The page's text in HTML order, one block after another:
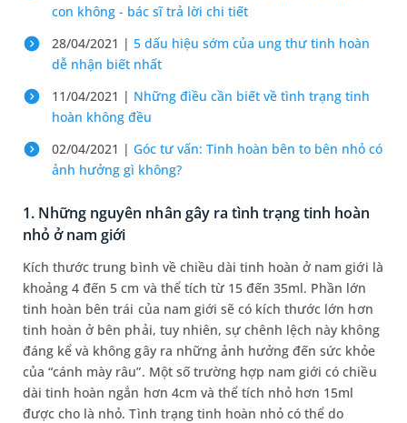
con không - bác sĩ trả lời chi tiết
28/04/2021 | 5 dấu hiệu sớm của ung thư tinh hoàn
dễ nhận biết nhất
11/04/2021 | Những điều cần biết về tình trạng tinh
hoàn không đều
02/04/2021 | Góc tư vấn: Tinh hoàn bên to bên nhỏ có
ảnh hưởng gì không?
1. Những nguyên nhân gây ra tình trạng tinh hoàn
nhỏ ở nam giới
Kích thước trung bình về chiều dài tinh hoàn ở nam giới là
khoảng 4 đến 5 cm và thể tích từ 15 đến 35ml. Phần lớn
tinh hoàn bên trái của nam giới sẽ có kích thước lớn hơn
tinh hoàn ở bên phải, tuy nhiên, sự chênh lệch này không
đáng kể và không gây ra những ảnh hưởng đến sức khỏe
của “cánh mày râu”. Một số trường hợp nam giới có chiều
dài tinh hoàn ngắn hơn 4cm và thể tích nhỏ hơn 15ml
được cho là nhỏ. Tình trạng tinh hoàn nhỏ có thể do